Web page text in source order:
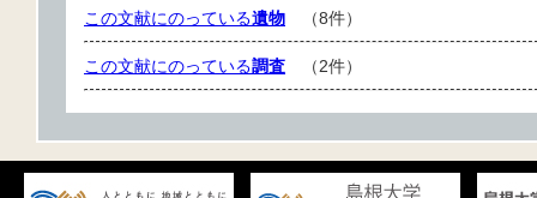
この文献にのっている遺物 （8件）
この文献にのっている調査 （2件）